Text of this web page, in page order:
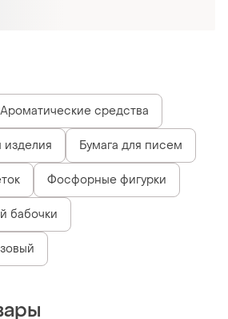
Ароматические средства
изделия Бумага для писем
Фосфорные фигурки
бабочки